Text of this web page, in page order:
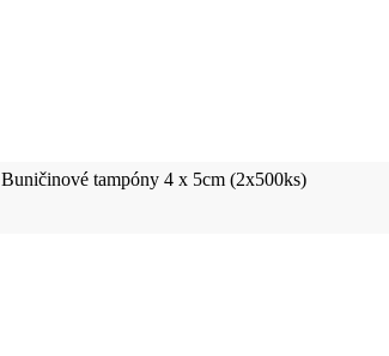
Buničinové tampóny 4 x 5cm (2x500ks)